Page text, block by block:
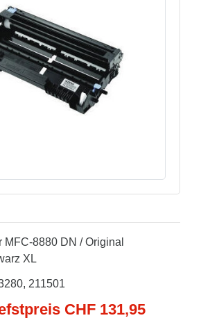
MFC-8880 DN / Original
XL
211501
CHF 131,95